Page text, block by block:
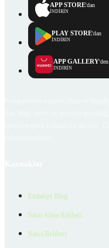
APP STORE'dan
İNDİRİN
PLAY STORE'dan
İNDİRİN
APP GALLERY'den
İNDİRİN
Emlakjet Blog
Satın Alma Rehberi
Satıcı Rehberi